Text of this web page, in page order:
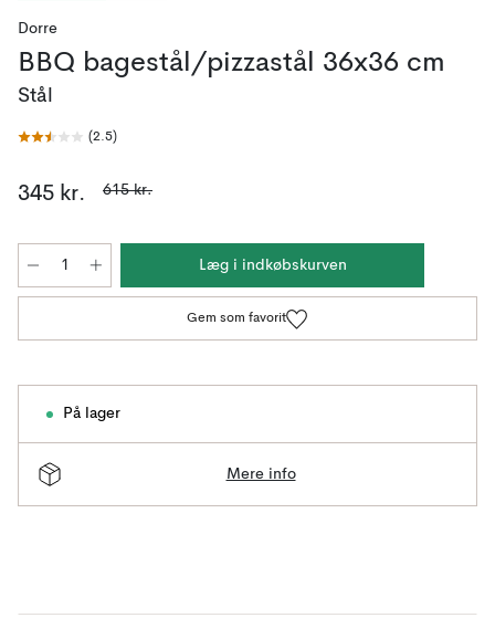
Dorre
BBQ bagestål/pizzastål 36x36 cm
Stål
(2.5)
345 kr. 615 kr.
Læg i indkøbskurven
Gem som favorit
På lager
Mere info